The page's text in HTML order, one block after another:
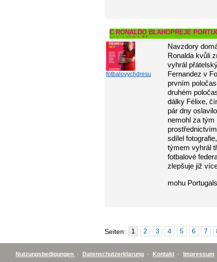
C RONALDO BLAHOPŘEJE
112. VÝROČÍ
fotbalovychdresu
Navzdory
Ronalda kvůli
vyhrál
Fernandez v
prvním
druhém
dálky Félixe,
pár dny
nemohl za tým
sdílel
týmem vyhrál
fotbalové
zlepšuje již
mohu
Seiten: 1 2 3 4 5 6 7
Nutzungsbedigungen · Datenschutzerklarung · Kontakt · Impressum